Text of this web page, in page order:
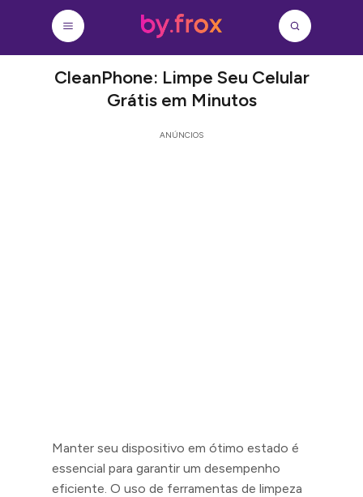
CleanPhone: Limpe Seu Celular
Grátis em Minutos
ANÚNCIOS
Manter seu dispositivo em ótimo estado é
essencial para garantir um desempenho
eficiente. O uso de ferramentas de limpeza